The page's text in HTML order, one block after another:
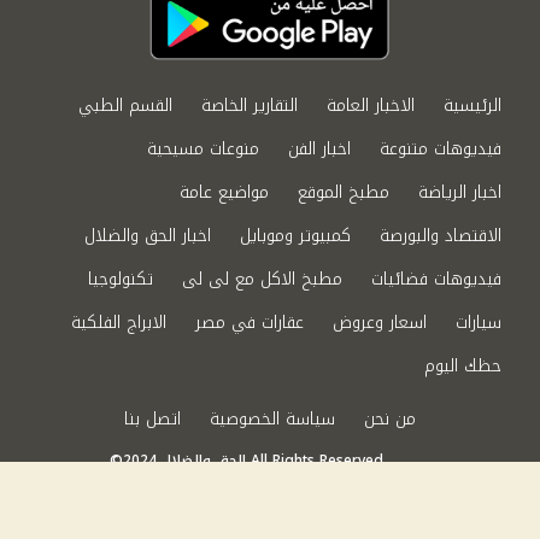
الرئيسية الاخبار العامة التقارير الخاصة
القسم الطبي
فيديوهات متنوعة
اخبار الفن
منوعات مسيحية
اخبار الرياضة
مطبخ الموقع
مواضيع عامة
الاقتصاد والبورصة
كمبيوتر وموبايل
اخبار الحق والضلال
فيديوهات فضائيات
مطبخ الاكل مع لى لى
تكنولوجيا
سيارات
اسعار وعروض عقارات في مصر
الابراج الفلكية
حظك اليوم
من نحن
سياسة الخصوصية اتصل بنا
©2024 الحق والضلال All Rights Reserved.